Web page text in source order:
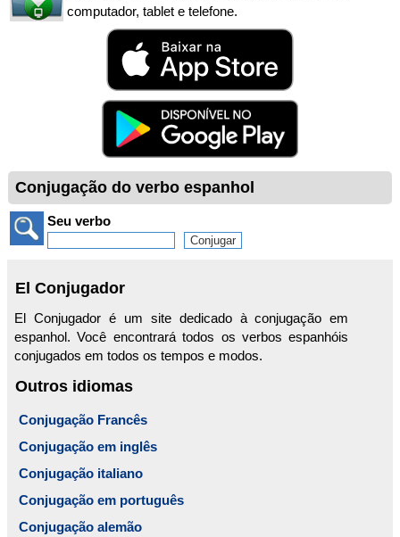
computador, tablet e telefone.
Conjugação do verbo espanhol
Seu verbo
El Conjugador
El Conjugador é um site dedicado à conjugação em
espanhol. Você encontrará todos os verbos espanhóis
conjugados em todos os tempos e modos.
Outros idiomas
Conjugação Francês
Conjugação em inglês
Conjugação italiano
Conjugação em português
Conjugação alemão